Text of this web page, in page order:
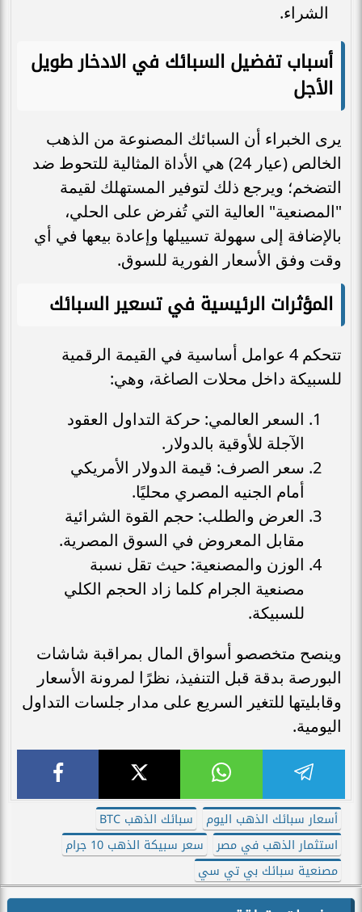
الشراء.
أسباب تفضيل السبائك في الادخار طويل
الأجل
يرى الخبراء أن السبائك المصنوعة من الذهب
الخالص (عيار 24) هي الأداة المثالية للتحوط ضد
التضخم؛ ويرجع ذلك لتوفير المستهلك لقيمة
"المصنعية" العالية التي تُفرض على الحلي،
بالإضافة إلى سهولة تسييلها وإعادة بيعها في أي
وقت وفق الأسعار الفورية للسوق.
المؤثرات الرئيسية في تسعير السبائك
تتحكم 4 عوامل أساسية في القيمة الرقمية
للسبيكة داخل محلات الصاغة، وهي:
السعر العالمي: حركة التداول العقود
الآجلة للأوقية بالدولار.
سعر الصرف: قيمة الدولار الأمريكي
أمام الجنيه المصري محليًا.
العرض والطلب: حجم القوة الشرائية
مقابل المعروض في السوق المصرية.
الوزن والمصنعية: حيث تقل نسبة
مصنعية الجرام كلما زاد الحجم الكلي
للسبيكة.
وينصح متخصصو أسواق المال بمراقبة شاشات
البورصة بدقة قبل التنفيذ، نظرًا لمرونة الأسعار
وقابليتها للتغير السريع على مدار جلسات التداول
اليومية.
أسعار سبائك الذهب اليوم
سبائك الذهب BTC
استثمار الذهب في مصر
سعر سبيكة الذهب 10 جرام
مصنعية سبائك بي تي سي